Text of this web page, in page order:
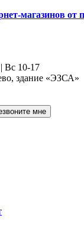
магазинов от
Вс 10-17
здание «ЭЗСА»